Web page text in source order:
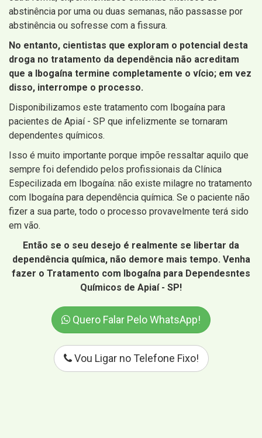
abstinência por uma ou duas semanas, não passasse por
abstinência ou sofresse com a fissura.
No entanto, cientistas que exploram o potencial desta
droga no tratamento da dependência não acreditam
que a Ibogaína termine completamente o vício; em vez
disso, interrompe o processo.
Disponibilizamos este tratamento com Ibogaína para
pacientes de Apiaí - SP que infelizmente se tornaram
dependentes químicos.
Isso é muito importante porque impõe ressaltar aquilo que
sempre foi defendido pelos profissionais da Clínica
Especilizada em Ibogaína: não existe milagre no tratamento
com Ibogaína para dependência química. Se o paciente não
fizer a sua parte, todo o processo provavelmente terá sido
em vão.
Então se o seu desejo é realmente se libertar da
dependência química, não demore mais tempo. Venha
fazer o Tratamento com Ibogaína para Dependesntes
Químicos de Apiaí - SP!
Quero Falar Pelo WhatsApp!
Vou Ligar no Telefone Fixo!